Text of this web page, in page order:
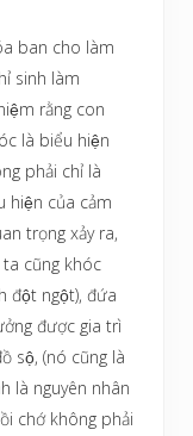
ban cho làm
sinh làm
rằng con
là biểu hiện
phải chỉ là
hiện của cảm
trọng xảy ra,
cũng khóc
đột ngột), đứa
được gia trì
sộ, (nó cũng là
là nguyên nhân
chớ không phải